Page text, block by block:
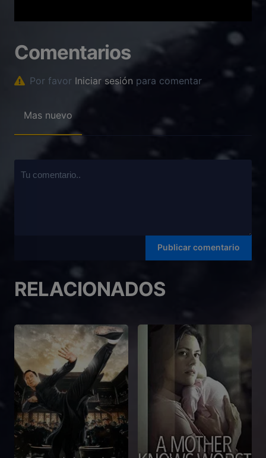
Comentarios
Por favor Iniciar sesión para comentar
Mas nuevo
RELACIONADOS